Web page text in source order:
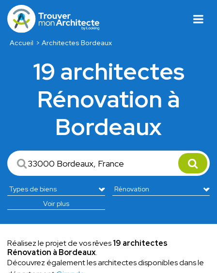
Accueil Architectes Bordeaux
19 architectes
Rénovation à
Bordeaux
Voir plus
Réalisez le projet de vos rêves19 architectes
Rénovation à Bordeaux.
Découvrez également les architectes disponibles dans le